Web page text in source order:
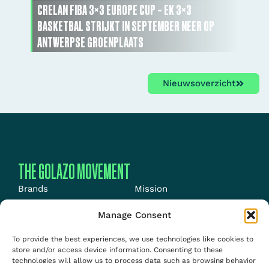
Manage Consent
To provide the best experiences, we use technologies like cookies to
store and/or access device information. Consenting to these
technologies will allow us to process data such as browsing behavior
CRELAN FIBA 3×3 EUROPE CUP – EK 3×3
BASKETBAL STRIJKT IN SEPTEMBER NEER OP
ANTWERPSE GROENPLAATS
Nieuwsoverzicht
THE GOLAZO MOVEMENT
Brands
Media
Mission
About us